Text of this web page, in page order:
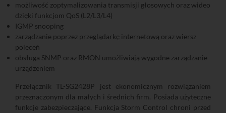
możliwość zoptymalizowania transmisji głosowych oraz wideo
dzięki funkcjom QoS (L2/L3/L4)
IGMP snooping
zarządzanie poprzez przeglądarkę internetową oraz wiersz
poleceń
obsługa SNMP oraz RMON umożliwiają wygodne zarządzanie
urządzeniem
Przełącznik TL-SG2428P jest ekonomicznym rozwiązaniem
przeznaczonym dla małych i średnich firm. Posiada użyteczne
funkcje zabezpieczające. Funkcja Storm Control chroni przed